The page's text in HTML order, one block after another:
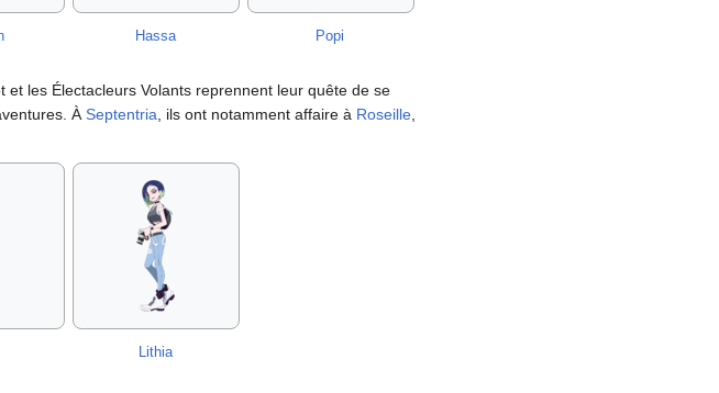
Hassa Popi
les Électacleurs Volants reprennent leur quête de se
À Septentria , ils ont notamment affaire à Roseille
Lithia